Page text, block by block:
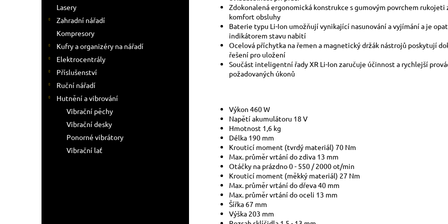
Lasery
Zahradní nářadí
Kompresory
Kufry a organizéry na nářadí
Elektrocentrály
Příslušenství
Ruční nářadí
Hutnění a vibrování
Vibrační pěchy
Vibrační desky
Ponorné vibrátory
Vibrační lať
Zdokonalená ergonomická konstrukce s gumovým povrchem rukojeti
komfort obsluhy
Baterie typu Li-Ion umožňují vynikající nasunování a vyjímání a je
indikátorem stavu nabití
Ocelová příchytka na řemen a magnetický držák nástrojů poskytují
řešení pro uložení
Součást inteligentní řady XR Li-Ion zaručuje účinnost a rychlejší
požadovaných úkonů
Výkon 460 W
Napětí akumulátoru 18 V
Hmotnost 1,6 kg
Délka 190 mm
Krouticí moment (tvrdý materiál) 70 Nm
Max. průměr vrtání do zdiva 13 mm
Otáčky na prázdno 0 - 550 / 2000 ot/min
Krouticí moment (měkký materiál) 27 Nm
Max. průměr vrtání do dřeva 40 mm
Max. průměr vrtání do oceli 13 mm
Šířka 67 mm
Výška 203 mm